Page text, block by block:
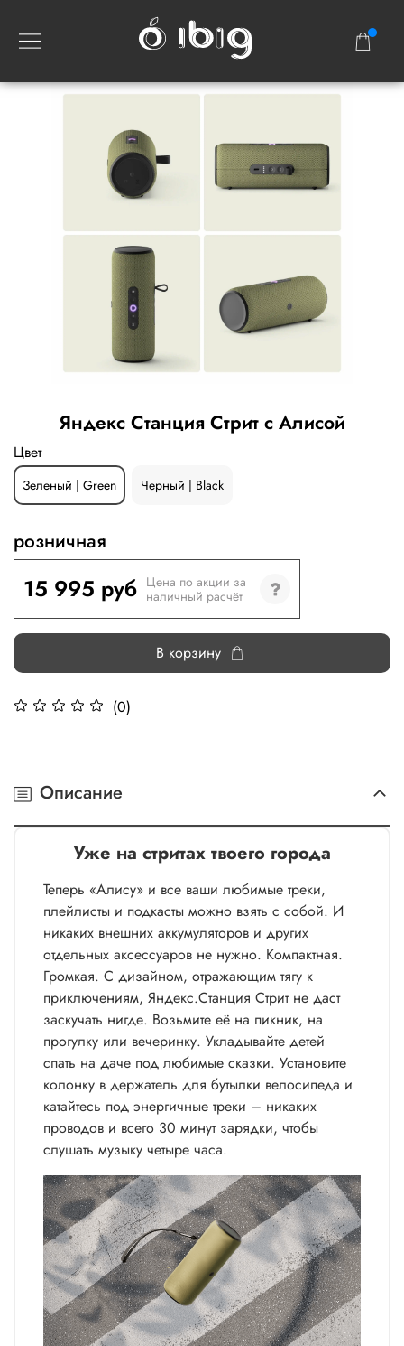
Яндекс Станция Стрит с Алисой
(0)
Цвет
Зеленый | Green Черный | Black
розничная
15 995 руб Цена по акции за
наличный расчёт
В корзину
Описание
Уже на стритах твоего города
Теперь «Алису» и все ваши любимые треки,
плейлисты и подкасты можно взять с собой. И
никаких внешних аккумуляторов и других
отдельных аксессуаров не нужно. Компактная.
Громкая. С дизайном, отражающим тягу к
приключениям, Яндекс.Станция Стрит не даст
заскучать нигде. Возьмите её на пикник, на
прогулку или вечеринку. Укладывайте детей
спать на даче под любимые сказки. Установите
колонку в держатель для бутылки велосипеда и
катайтесь под энергичные треки – никаких
проводов и всего 30 минут зарядки, чтобы
слушать музыку четыре часа.